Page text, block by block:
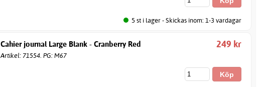
5 st i lager - Skickas inom: 1-3 vardagar
Cahier journal Large Blank - Cranberry Red
Artikel: 71554. PG: M67
249 kr